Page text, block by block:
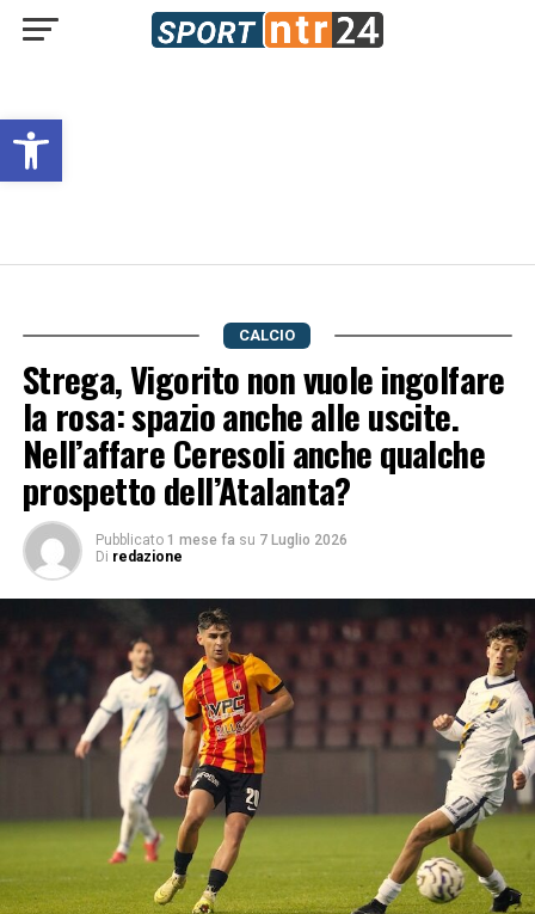
Open toolbar
CALCIO
Strega, Vigorito non vuole ingolfare
la rosa: spazio anche alle uscite.
Nell’affare Ceresoli anche qualche
prospetto dell’Atalanta?
Pubblicato 1 mese fa su 7 Luglio 2026
Di redazione